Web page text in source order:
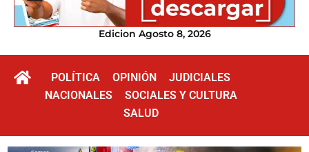
Edicion Agosto 8, 2026
POLÍTICA OPINIÓN
JUDICIALES
NACIONALES
SOCIALES Y CULTURA
SALUD